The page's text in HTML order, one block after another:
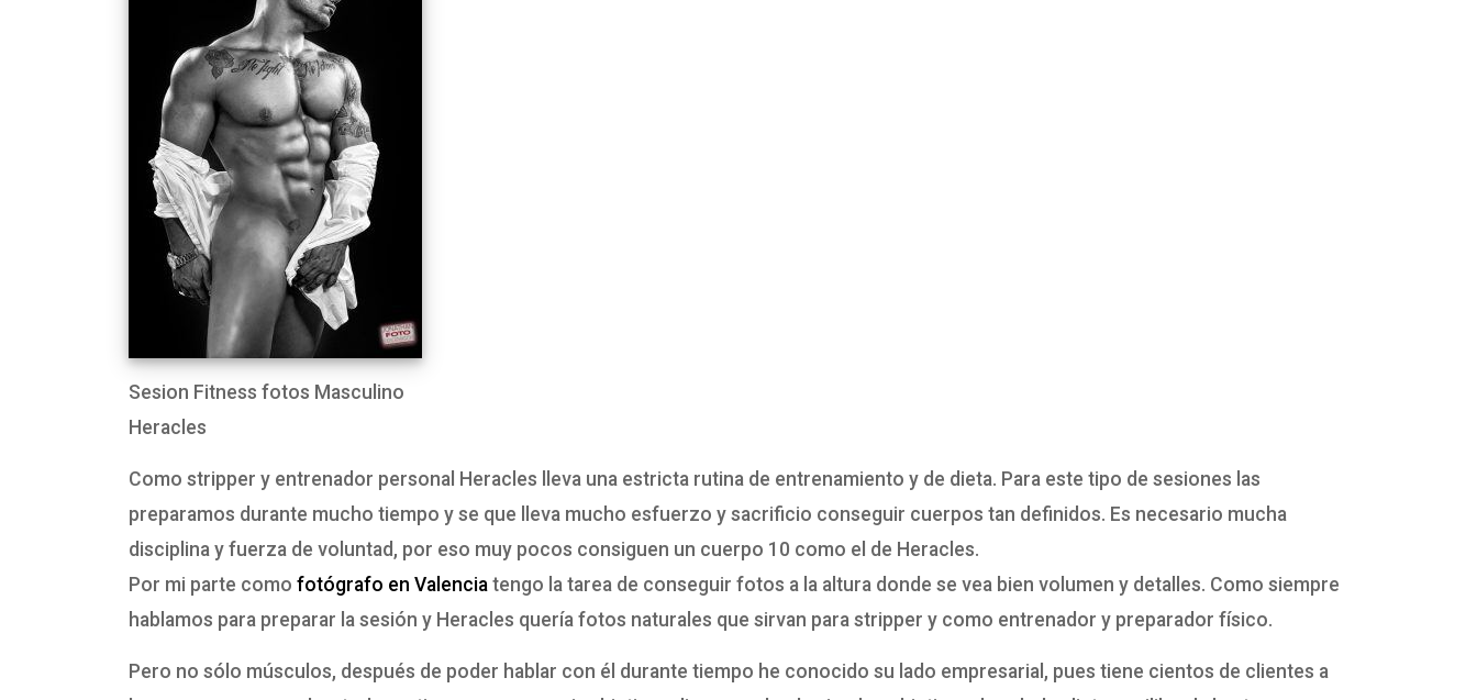
Sesion Fitness fotos Masculino
Heracles
Como stripper y entrenador personal Heracles lleva una estricta rutina de entrenamiento y de dieta. Para este tipo de sesiones las
preparamos durante mucho tiempo y se que lleva mucho esfuerzo y sacrificio conseguir cuerpos tan definidos. Es necesario mucha
disciplina y fuerza de voluntad, por eso muy pocos consiguen un cuerpo 10 como el de Heracles.
Por mi parte como fotógrafo en Valencia tengo la tarea de conseguir fotos a la altura donde se vea bien volumen y detalles. Como siempre
hablamos para preparar la sesión y Heracles quería fotos naturales que sirvan para stripper y como entrenador y preparador físico.
Pero no sólo músculos, después de poder hablar con él durante tiempo he conocido su lado empresarial, pues tiene cientos de clientes a